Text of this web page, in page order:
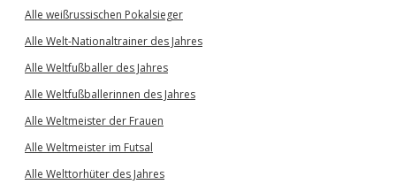
Alle weißrussischen Pokalsieger
Alle Welt-Nationaltrainer des Jahres
Alle Weltfußballer des Jahres
Alle Weltfußballerinnen des Jahres
Alle Weltmeister der Frauen
Alle Weltmeister im Futsal
Alle Welttorhüter des Jahres